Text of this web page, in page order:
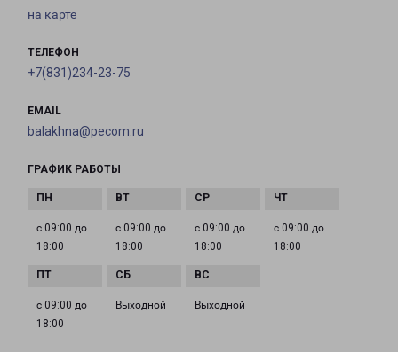
на карте
ТЕЛЕФОН
+7(831)234-23-75
EMAIL
balakhna@pecom.ru
ГРАФИК РАБОТЫ
с 09:00 до
18:00
с 09:00 до
18:00
с 09:00 до
18:00
с 09:00 до
18:00
с 09:00 до
18:00
Выходной Выходной